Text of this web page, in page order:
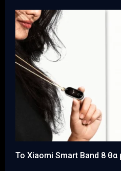
Το Xiaomi Smart Band 8 θα